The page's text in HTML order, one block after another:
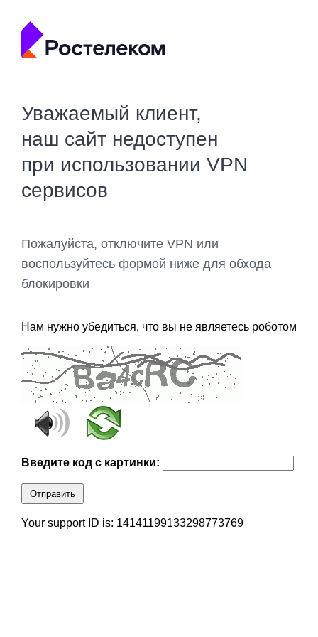
Уважаемый клиент,
наш сайт недоступен
при использовании VPN
сервисов
Пожалуйста, отключите VPN или
воспользуйтесь формой ниже для обхода
блокировки
Нам нужно убедиться, что вы не являетесь роботом
Введите код с картинки:
Отправить
Your support ID is: 14141199133298773769